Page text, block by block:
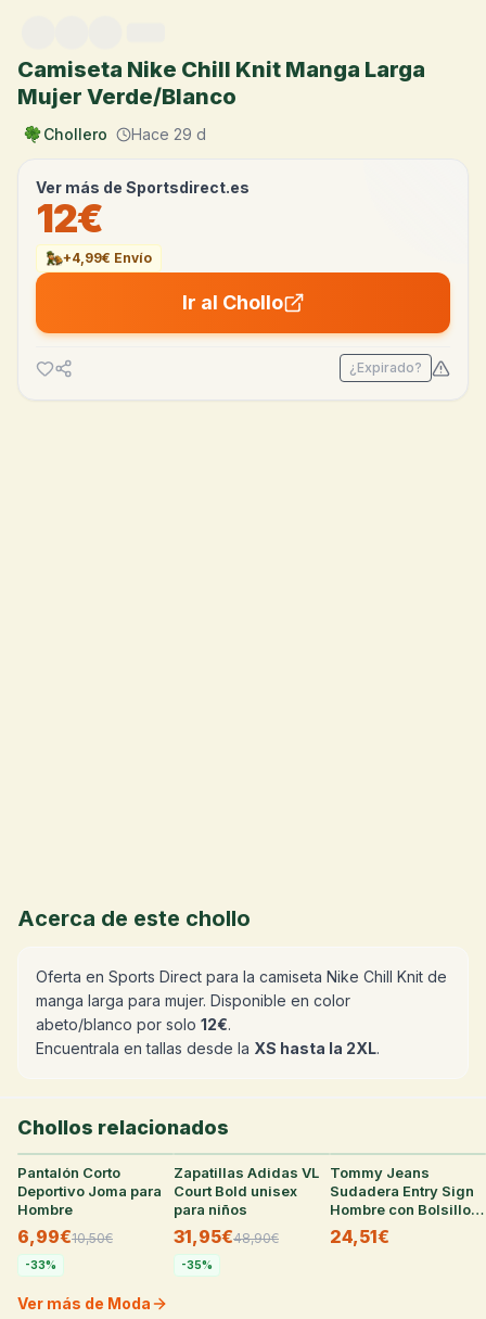
Camiseta Nike Chill Knit Manga Larga
Mujer Verde/Blanco
Chollero Hace 29 d
Ver más de Sportsdirect.es
12€
+4,99€ Envío
Ir al Chollo
¿Expirado?
Acerca de este chollo
Oferta en Sports Direct para la camiseta Nike Chill Knit de
manga larga para mujer. Disponible en color
abeto/blanco por solo 12€.
Encuentrala en tallas desde la XS hasta la 2XL.
Chollos relacionados
Pantalón Corto
Deportivo Joma para
Hombre
6,99€10,50€
-33%
30°
Zapatillas Adidas VL
Court Bold unisex
para niños
31,95€48,90€
-35%
Tommy Jeans
Sudadera Entry Sign
Hombre con Bolsillo
Canguro, Blanco
(varias tallas)
24,51€
Ver más de Moda